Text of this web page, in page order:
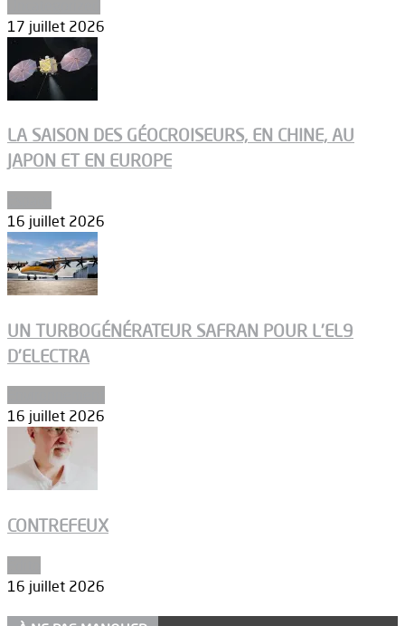
17 juillet 2026
LA SAISON DES GÉOCROISEURS, EN CHINE, AU
JAPON ET EN EUROPE
16 juillet 2026
UN TURBOGÉNÉRATEUR SAFRAN POUR L’EL9
D’ELECTRA
16 juillet 2026
CONTREFEUX
16 juillet 2026